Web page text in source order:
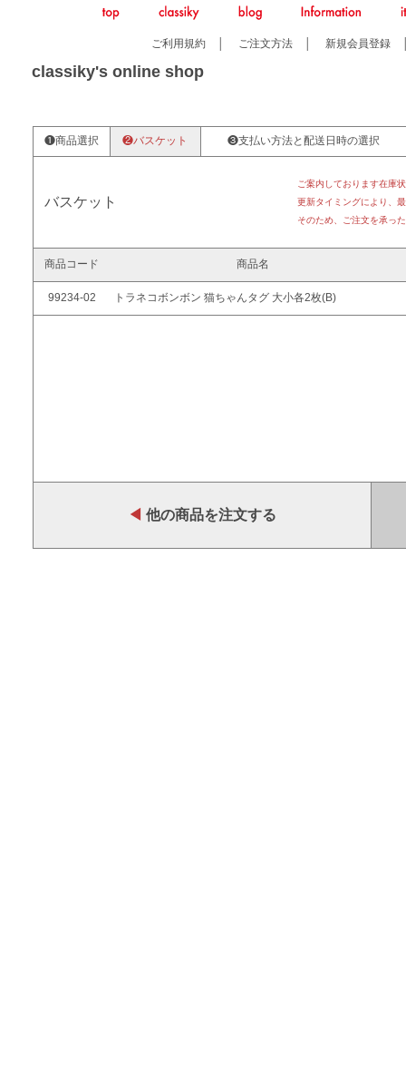
ご利用規約 ご注文方法 新規会員登録
classiky's online shop
❶商品選択 ❷バスケット ❸支払い方法と配送日時の選択
バスケット
ご案内しております在庫
更新タイミングにより、
そのため、ご注文を承っ
商品コード 商品名
99234-02 トラネコボンボン 猫ちゃんタグ 大小各2枚(B)
◀ 他の商品を注文する